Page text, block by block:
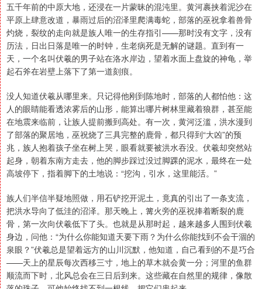
五千年前的中原大地，还浸在一片蒙昧的混沌里。黄河裹挟着泥沙在
平原上肆意改道，暴雨过后的沼泽里爬满毒蛇，部落的巫祝拿着兽骨
灼烧，裂纹的走向就是族人唯一的生存指引——那时没有文字，没有
历法，日出日落是唯一的时钟，生老病死是无解的谜题。直到有一
天，一个名叫伏羲的男子站在洛水岸边，望着水面上盘旋的神龟，举
起石斧在岩壁上落下了第一道刻痕。
没人知道伏羲从哪里来。只记得他刚到陈地时，部落的人都怕他：这
人的眼睛能看透浓雾后的山形，能算出哪片树林里藏着狼群，甚至能
在地震来临前，让族人提前搬到高处。有一次，黄河泛滥，洪水漫到
了部落的聚居地，巫祝烧了三具完整的鹿骨，都只得到“大凶”的预
兆，族人抱着孩子坐在树上哭，眼看就要被洪水吞没。伏羲却突然站
起身，朝着东南方走去，他的脚步踩过没过脚踝的泥水，最终在一处
高坡停下，指着脚下的土地说：“挖沟，引水，这里能活。”
族人们半信半疑地照做，用石铲挖开泥土，竟真的引出了一条支流，
把洪水导向了低洼的沼泽。那天晚上，篝火旁的巫祝捧着断裂的鹿
骨，第一次向伏羲低下了头。也就是从那时起，越来越多人围到伏羲
身边，问他：“为什么你能知道天要下雨？为什么你能找到不会干涸的
泉眼？”伏羲总是望着远方的山川沉默，他知道，自己看到的不是巧合
——天上的星辰每次西移三寸，地上的草木就会黄一分；河里的鱼群
顺流而下时，北风总会在三日后到来。这些藏在自然里的规律，像散